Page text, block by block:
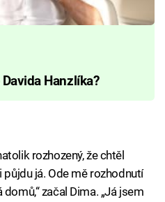
Hanzlíka?
rozhozený, že chtěl
já. Ode mě rozhodnutí
začal Dima. „Já jsem